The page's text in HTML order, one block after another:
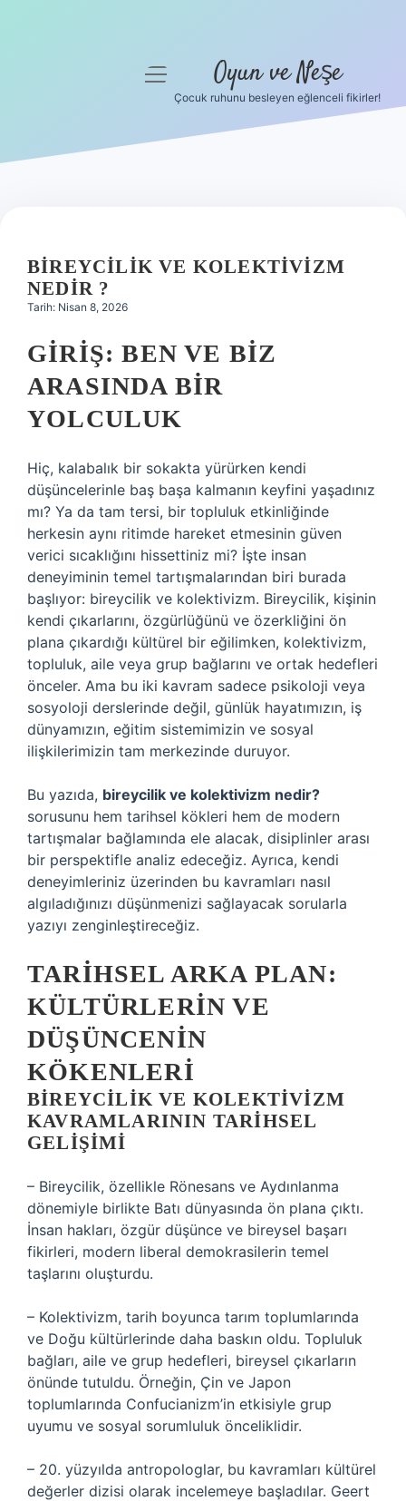
Hakkımızda
menüyü
Oyun ve Neşe
Çocuk ruhunu besleyen eğlenceli fikirler!
BIREYCILIK VE KOLEKTIVIZM
NEDIR ?
Tarih: Nisan 8, 2026
GIRIŞ: BEN VE BIZ
ARASINDA BIR
YOLCULUK
Hiç, kalabalık bir sokakta yürürken kendi
düşüncelerinle baş başa kalmanın keyfini yaşadınız
mı? Ya da tam tersi, bir topluluk etkinliğinde
herkesin aynı ritimde hareket etmesinin güven
verici sıcaklığını hissettiniz mi? İşte insan
deneyiminin temel tartışmalarından biri burada
başlıyor: bireycilik ve kolektivizm. Bireycilik, kişinin
kendi çıkarlarını, özgürlüğünü ve özerkliğini ön
plana çıkardığı kültürel bir eğilimken, kolektivizm,
topluluk, aile veya grup bağlarını ve ortak hedefleri
önceler. Ama bu iki kavram sadece psikoloji veya
sosyoloji derslerinde değil, günlük hayatımızın, iş
dünyamızın, eğitim sistemimizin ve sosyal
ilişkilerimizin tam merkezinde duruyor.
Bu yazıda, bireycilik ve kolektivizm nedir?
sorusunu hem tarihsel kökleri hem de modern
tartışmalar bağlamında ele alacak, disiplinler arası
bir perspektifle analiz edeceğiz. Ayrıca, kendi
deneyimleriniz üzerinden bu kavramları nasıl
algıladığınızı düşünmenizi sağlayacak sorularla
yazıyı zenginleştireceğiz.
TARIHSEL ARKA PLAN:
KÜLTÜRLERIN VE
DÜŞÜNCENIN
KÖKENLERI
BIREYCILIK VE KOLEKTIVIZM
KAVRAMLARININ TARIHSEL
GELIŞIMI
– Bireycilik, özellikle Rönesans ve Aydınlanma
dönemiyle birlikte Batı dünyasında ön plana çıktı.
İnsan hakları, özgür düşünce ve bireysel başarı
fikirleri, modern liberal demokrasilerin temel
taşlarını oluşturdu.
– Kolektivizm, tarih boyunca tarım toplumlarında
ve Doğu kültürlerinde daha baskın oldu. Topluluk
bağları, aile ve grup hedefleri, bireysel çıkarların
önünde tutuldu. Örneğin, Çin ve Japon
toplumlarında Confucianizm’in etkisiyle grup
uyumu ve sosyal sorumluluk önceliklidir.
– 20. yüzyılda antropologlar, bu kavramları kültürel
değerler dizisi olarak incelemeye başladılar. Geert